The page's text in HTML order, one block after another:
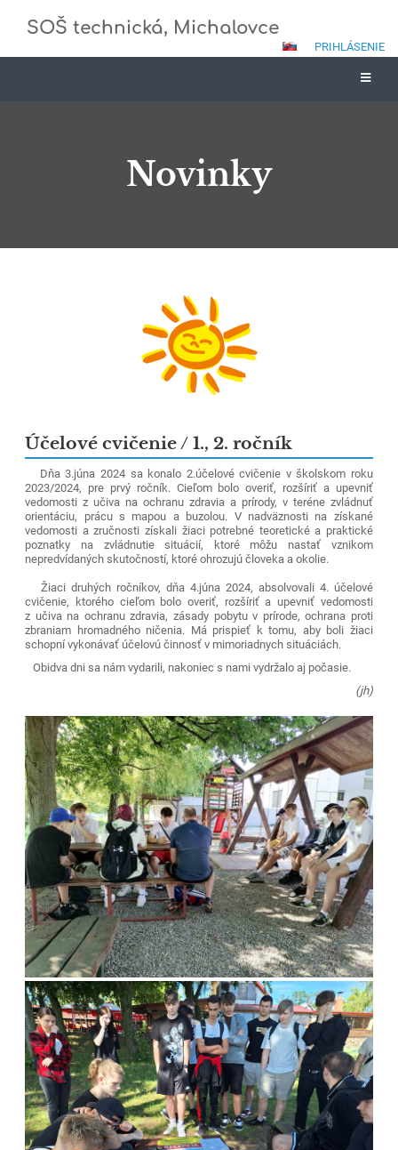
SOŠ technická, Michalovce
PRIHLÁSENIE
Novinky
Účelové cvičenie / 1., 2. ročník
Dňa 3.júna 2024 sa konalo 2.účelové cvičenie v školskom roku
2023/2024, pre prvý ročník. Cieľom bolo overiť, rozšíriť a upevniť
vedomosti z učiva na ochranu zdravia a prírody, v teréne zvládnuť
orientáciu, prácu s mapou a buzolou. V nadväznosti na získané
vedomosti a zručnosti získali žiaci potrebné teoretické a praktické
poznatky na zvládnutie situácií, ktoré môžu nastať vznikom
nepredvídaných skutočností, ktoré ohrozujú človeka a okolie.
Žiaci druhých ročníkov, dňa 4.júna 2024, absolvovali 4. účelové
cvičenie, ktorého cieľom bolo overiť, rozšíriť a upevniť vedomosti
z učiva na ochranu zdravia, zásady pobytu v prírode, ochrana proti
zbraniam hromadného ničenia. Má prispieť k tomu, aby boli žiaci
schopní vykonávať účelovú činnosť v mimoriadnych situáciách.
Obidva dni sa nám vydarili, nakoniec s nami vydržalo aj počasie.
(jh)